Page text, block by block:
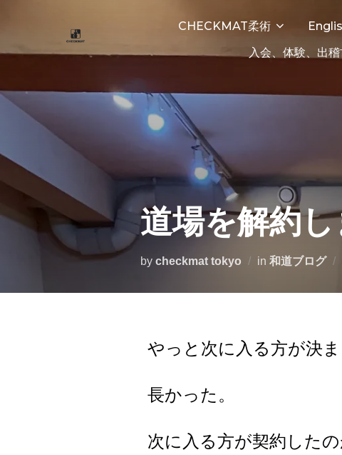
CHECKMAT柔術
入会、体験、出
道場を解約
by checkmat tokyo in 和道ブログ
やっと次に入る方が決ま
長かった。
次に入る方が契約した